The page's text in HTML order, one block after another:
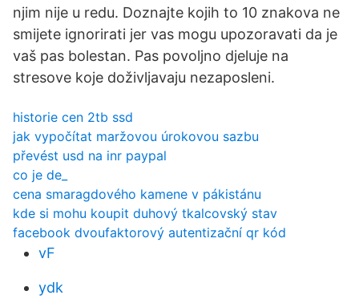
njim nije u redu. Doznajte kojih to 10 znakova ne
smijete ignorirati jer vas mogu upozoravati da je
vaš pas bolestan. Pas povolj­no djeluje na
stresove koje doži­vljavaju nezaposleni.
historie cen 2tb ssd
jak vypočítat maržovou úrokovou sazbu
převést usd na inr paypal
co je de_
cena smaragdového kamene v pákistánu
kde si mohu koupit duhový tkalcovský stav
facebook dvoufaktorový autentizační qr kód
vF
ydk